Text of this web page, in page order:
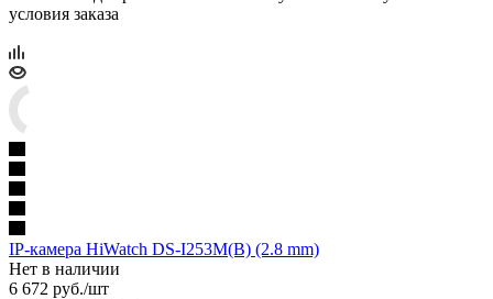
условия заказа
IP-камера HiWatch DS-I253M(B) (2.8 mm)
Нет в наличии
6 672 руб./шт